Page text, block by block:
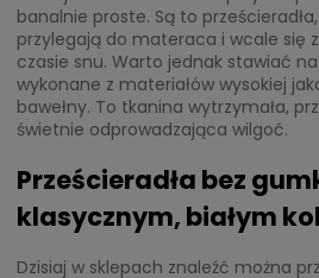
banalnie proste. Są to
przylegają do materaca i wcale się
czasie snu. Warto jednak stawiać
wykonane z materiałów wysokiej
bawełny. To tkanina wytrzymała,
świetnie odprowadzająca wilgoć.
Prześcieradła bez
klasycznym, białym
Dzisiaj w sklepach znaleźć można